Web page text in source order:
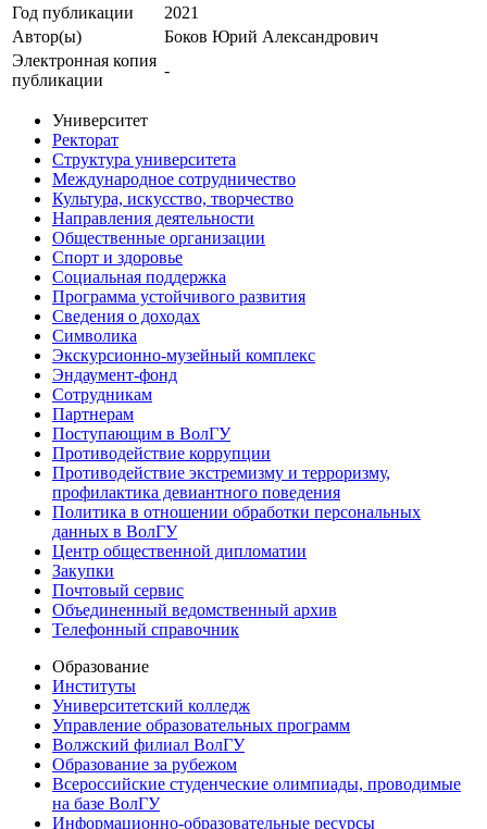
Год публикации
2021
Автор(ы)
Боков Юрий Александрович
Электронная копия
публикации
-
Университет
Ректорат
Структура университета
Международное сотрудничество
Культура, искусство, творчество
Направления деятельности
Общественные организации
Спорт и здоровье
Социальная поддержка
Программа устойчивого развития
Сведения о доходах
Символика
Экскурсионно-музейный комплекс
Эндаумент-фонд
Сотрудникам
Партнерам
Поступающим в ВолГУ
Противодействие коррупции
Противодействие экстремизму и терроризму,
профилактика девиантного поведения
Политика в отношении обработки персональных
данных в ВолГУ
Центр общественной дипломатии
Закупки
Почтовый сервис
Объединенный ведомственный архив
Телефонный справочник
Образование
Институты
Университетский колледж
Управление образовательных программ
Волжский филиал ВолГУ
Образование за рубежом
Всероссийские студенческие олимпиады, проводимые
на базе ВолГУ
Информационно-образовательные ресурсы